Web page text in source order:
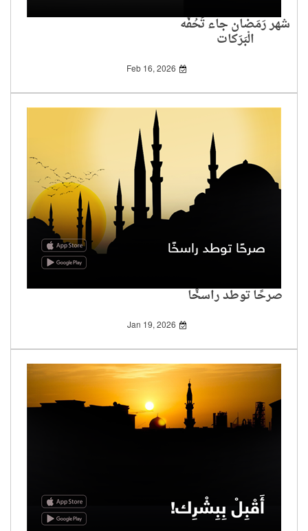
شهر رَمَضان جاء تَحُفُّه
الْبَرَكات
Feb 16, 2026
صرحًا توطد راسخًا
Jan 19, 2026